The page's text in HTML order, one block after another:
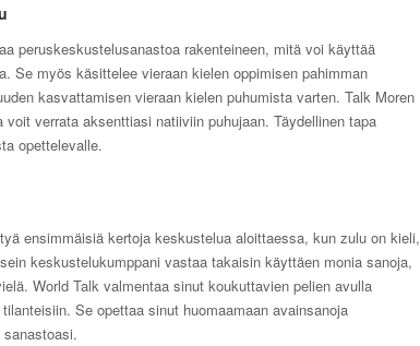
peruskeskustelusanastoa rakenteineen, mitä voi käyttää
Se myös käsittelee vieraan kielen oppimisen pahimman
kasvattamisen vieraan kielen puhumista varten. Talk Moren
voit verrata aksenttiasi natiiviin puhujaan. Täydellinen tapa
opettelevalle.
ensimmäisiä kertoja keskustelua aloittaessa, kun zulu on kieli,
keskustelukumppani vastaa takaisin käyttäen monia sanoja,
World Talk valmentaa sinut koukuttavien pelien avulla
Se opettaa sinut huomaamaan avainsanoja